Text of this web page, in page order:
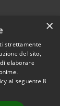
• Comune di
×
strettamente
del sito,
elaborare
al seguente8